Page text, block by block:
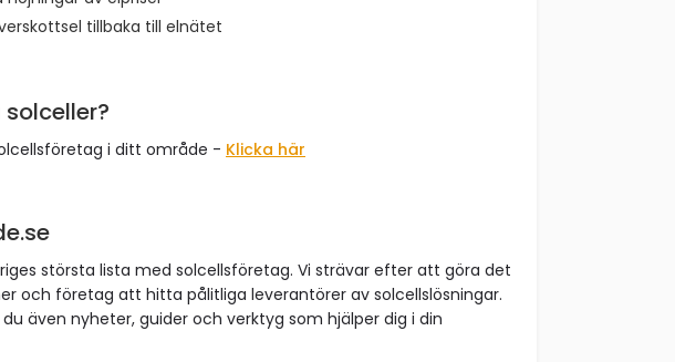
tillbaka till elnätet
i ditt område - Klicka här
största lista med solcellsföretag. Vi strävar efter att göra det
och företag att hitta pålitliga leverantörer av solcellslösningar.
även nyheter, guider och verktyg som hjälper dig i din